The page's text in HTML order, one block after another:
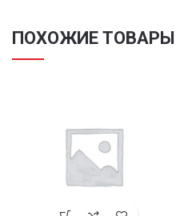
ПОХОЖИЕ ТОВАРЫ